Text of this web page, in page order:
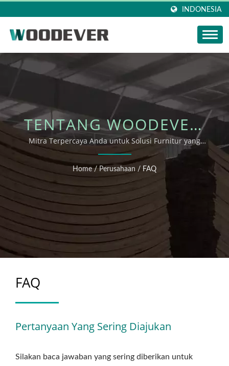
INDONESIA
TENTANG WOODEVER:
PRODUSEN FURNITUR
& DEKORASI OUTDOOR
OEM TERDEPAN DI
VIETNAM
Mitra Terpercaya Anda untuk Solusi Furnitur yang
Berkelanjutan, Disesuaikan, dan Bersertifikat FSC
Home / Perusahaan / FAQ
FAQ
Pertanyaan Yang Sering Diajukan
Silakan baca jawaban yang sering diberikan untuk